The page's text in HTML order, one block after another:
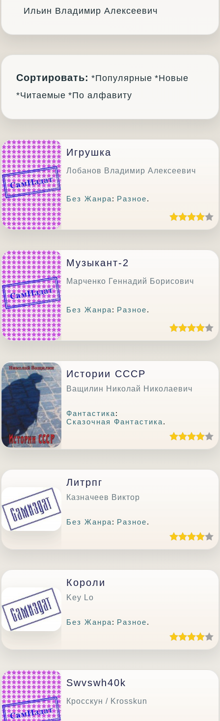
Ильин Владимир Алексеевич
Сортировать: *Популярные *Новые
*Читаемые *По алфавиту
Игрушка
Лобанов Владимир Алексеевич
Без Жанра: Разное.
Музыкант-2
Марченко Геннадий Борисович
Без Жанра: Разное.
Истории СССР
Ващилин Николай Николаевич
Фантастика:
Сказочная Фантастика.
Литрпг
Казначеев Виктор
Без Жанра: Разное.
Короли
Key Lo
Без Жанра: Разное.
Swvswh40k
Кросскун / Krosskun